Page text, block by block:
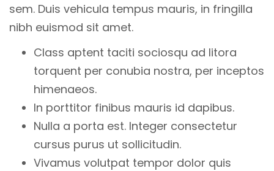
sem. Duis vehicula tempus mauris, in fringilla
nibh euismod sit amet.
Class aptent taciti sociosqu ad litora
torquent per conubia nostra, per inceptos
himenaeos.
In porttitor finibus mauris id dapibus.
Nulla a porta est. Integer consectetur
cursus purus ut sollicitudin.
Vivamus volutpat tempor dolor quis